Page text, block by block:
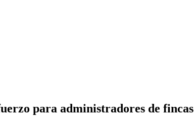
para administradores de fincas